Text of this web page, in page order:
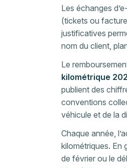
Les échanges
(tickets ou
justificatives
nom du client,
Le
kilométrique
publient des
conventions
véhicule et de la
Chaque année,
kilométriques. En
de février ou le